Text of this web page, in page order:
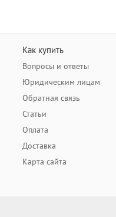
Как купить
Вопросы и ответы
Юридическим лицам
Обратная связь
Статьи
Оплата
Доставка
Карта сайта